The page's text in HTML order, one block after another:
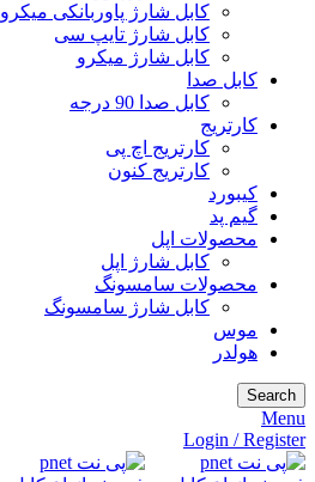
کابل شارژ پاوربانکی میکرو
کابل شارژ تایپ سی
کابل شارژ میکرو
کابل صدا
کابل صدا 90 درجه
کارتریج
کارتریج اچ پی
کارتریج کنون
کیبورد
گیم پد
محصولات اپل
کابل شارژ اپل
محصولات سامسونگ
کابل شارژ سامسونگ
موس
هولدر
Search
Menu
Login / Register